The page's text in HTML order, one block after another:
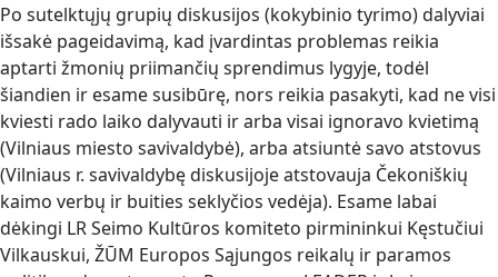
Po sutelktųjų grupių diskusijos (kokybinio tyrimo) dalyviai
išsakė pageidavimą, kad įvardintas problemas reikia
aptarti žmonių priimančių sprendimus lygyje, todėl
šiandien ir esame susibūrę, nors reikia pasakyti, kad ne visi
kviesti rado laiko dalyvauti ir arba visai ignoravo kvietimą
(Vilniaus miesto savivaldybė), arba atsiuntė savo atstovus
(Vilniaus r. savivaldybę diskusijoje atstovauja Čekoniškių
kaimo verbų ir buities seklyčios vedėja). Esame labai
dėkingi LR Seimo Kultūros komiteto pirmininkui Kęstučiui
Vilkauskui, ŽŪM Europos Sąjungos reikalų ir paramos